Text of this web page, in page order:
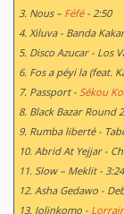
3. Nous – Féfé- 2:50
4. Xiluva - Banda
5. Disco Azucar - Los
6. Fos a péyi la (feat.
7. Passport - Sékou
8. Black Bazar Round
9. Rumba liberté -
10. Abrid At Yejjar -
11. Slow – Meklit - 3:24
12. Asha Gedawo -
13. Jolinkomo -